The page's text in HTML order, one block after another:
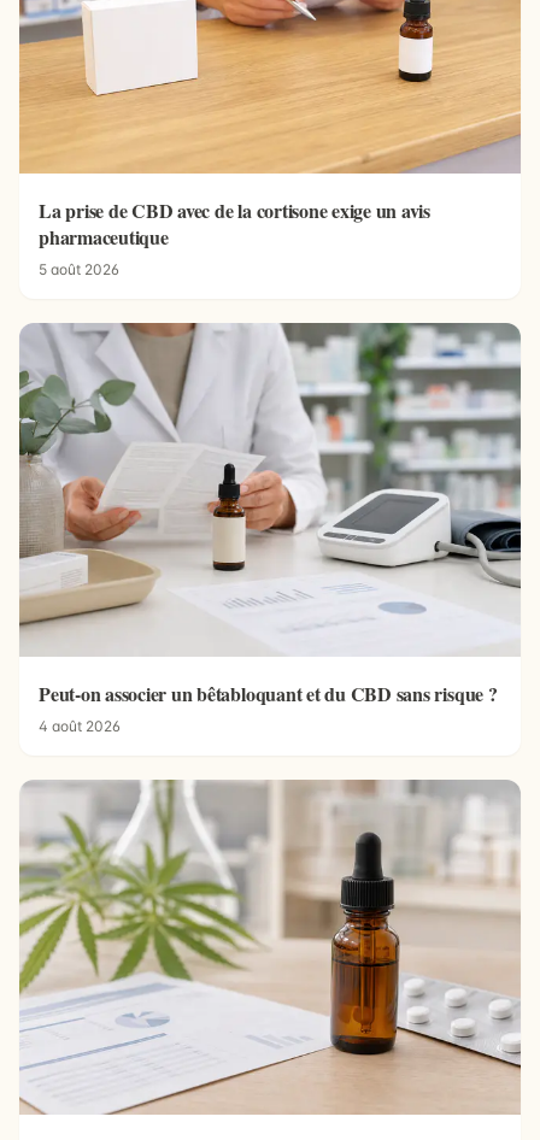
La prise de CBD avec de la cortisone exige un avis
pharmaceutique
5 août 2026
Peut-on associer un bêtabloquant et du CBD sans risque ?
4 août 2026